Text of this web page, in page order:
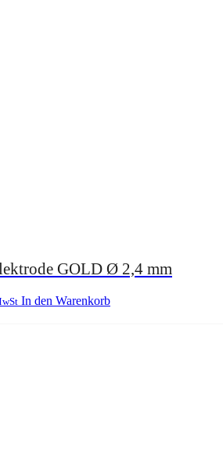
GOLD Ø 2,4 mm
In den Warenkorb